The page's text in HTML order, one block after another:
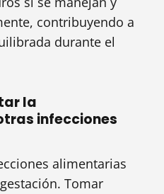
contribuyendo a
durante el
la
infecciones
alimentarias
Tomar